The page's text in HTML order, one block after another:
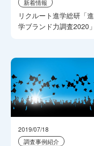
新着情報
リクルート進学総研「進
学ブランド力調査2020」
2019/07/18
調査事例紹介